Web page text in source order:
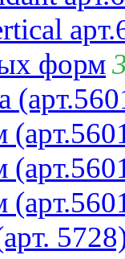
форм